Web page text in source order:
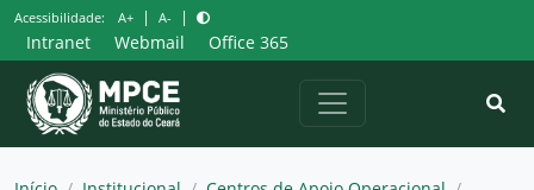
Pular
para
o
conteúdo
Acessibilidade: A+ | A- |
Intranet Webmail Office 365